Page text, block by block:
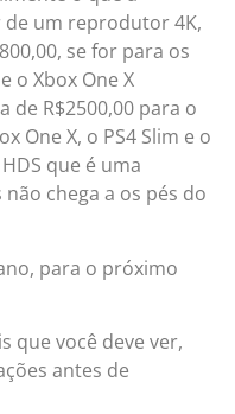
um reprodutor 4K,
se for para os
o Xbox One X
de R$2500,00 para o
One X, o PS4 Slim e o
que é uma
chega a os pés do
para o próximo
que você deve ver,
antes de